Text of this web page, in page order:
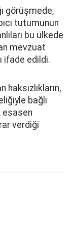
görüşmede,
tutumunun
bu ülkede
mevzuat
ifade edildi.
bağlı
esasen
verdiği